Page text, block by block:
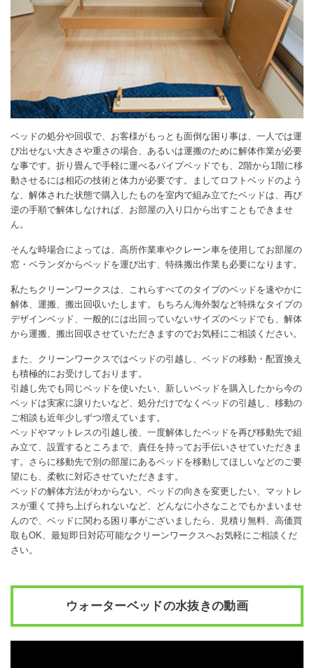
ベッドの処分や回収で、お客様がもっとも面倒な困り事は、一人では運
び出せない大きさや重さの場合、あるいは運搬のために解体作業が必要
な事です。折り畳んで手軽に運べるパイプベッドでも、2階から1階に移
動させるには相応の技術と体力が必要です。ましてロフトベッドのよう
な、解体された状態で購入したものを室内で組み立てたベッドは、再び
逆の手順で解体しなければ、お部屋の入り口から出すこともできませ
ん。
そんな時場合によっては、高所作業車やクレーン車を使用してお部屋の
窓・ベランダからベッドを運び出す、特殊搬出作業も必要になります。
私たちクリーンワークスは、これらすべてのタイプのベッドを速やかに
解体、運搬、搬出回収いたします。もちろん海外製など特殊なタイプの
デザインベッド、一般的には出回っていないサイズのベッドでも、解体
から運搬、搬出回収させていただきますのでお気軽にご相談ください。
また、クリーンワークスではベッドの引越し、ベッドの移動・配置換え
も積極的にお受けしております。
引越し先でも同じベッドを使いたい、新しいベッドを購入したから今の
ベッドは実家に譲りたいなど、処分だけでなくベッドの引越し、移動の
ご相談も近年少しずつ増えています。
ベッドやマットレスの引越し後、一度解体したベッドを再び移動先で組
み立て、設置するところまで、責任を持ってお手伝いさせていただきま
す。さらに移動先で別の部屋にあるベッドを移動してほしいなどのご要
望にも、柔軟に対応させていただきます。
ベッドの解体方法がわからない、ベッドの向きを変更したい、マットレ
スが重くて持ち上げられないなど、どんなに小さなことでもかまいませ
んので、ベッドに関わる困り事がございましたら、見積り無料、高価買
取もOK、最短即日対応可能なクリーンワークスへお気軽にご相談くだ
さい。
ウォーターベッドの水抜きの動画